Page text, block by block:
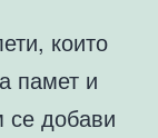
които
памет и
се добави